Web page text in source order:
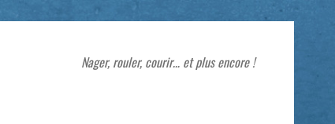
Nager, rouler, courir… et plus encore !